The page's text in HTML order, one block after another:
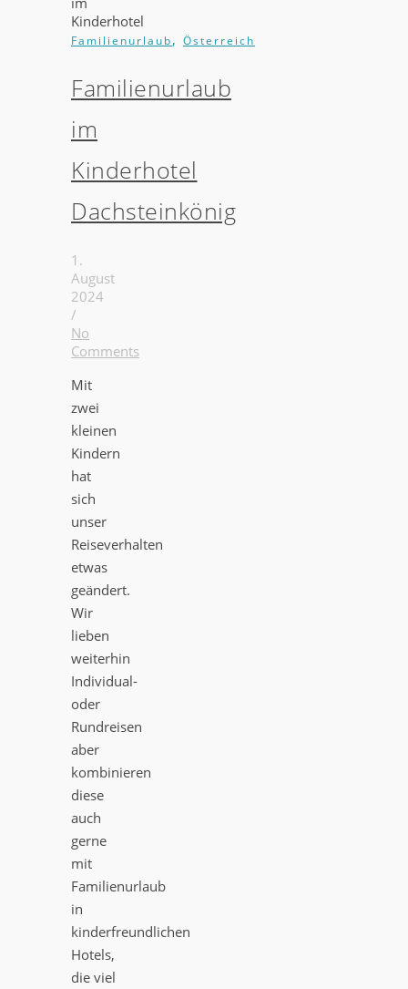
Familienurlaub, Österreich
Familienurlaub
im
Kinderhotel
Dachsteinkönig
1.
August
2024
/
No
Comments
Mit
zwei
kleinen
Kindern
hat
sich
unser
Reiseverhalten
etwas
geändert.
Wir
lieben
weiterhin
Individual-
oder
Rundreisen
aber
kombinieren
diese
auch
gerne
mit
Familienurlaub
in
kinderfreundlichen
Hotels,
die viel